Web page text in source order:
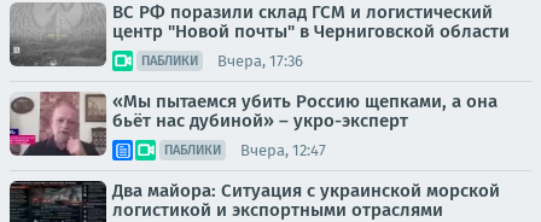
ВС РФ поразили склад ГСМ и логистический
центр "Новой почты" в Черниговской области
ПАБЛИКИ Вчера, 17:36
«Мы пытаемся убить Россию щепками, а она
бьёт нас дубиной» – укро-эксперт
ПАБЛИКИ Вчера, 12:47
Два майора: Ситуация с украинской морской
логистикой и экспортными отраслями